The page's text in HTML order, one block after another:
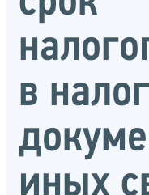
в
иных